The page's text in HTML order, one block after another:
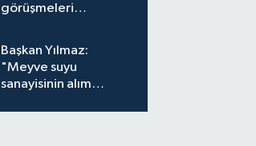
görüşmeleri
Başkan Yılmaz:
"Meyve suyu
sanayisinin alım